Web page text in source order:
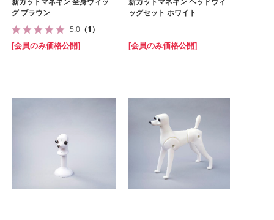
新カットマネキン 全身ウィッ
グ ブラウン
5.0 （1）
[会員のみ価格公開]
新カットマネキン ヘッドウィ
ッグセット ホワイト
[会員のみ価格公開]